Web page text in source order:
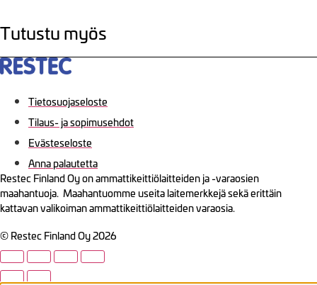
Tutustu myös
Tietosuojaseloste
Tilaus- ja sopimusehdot
Evästeseloste
Anna palautetta
Restec Finland Oy on ammattikeittiölaitteiden ja -varaosien
maahantuoja. Maahantuomme useita laitemerkkejä sekä erittäin
kattavan valikoiman ammattikeittiölaitteiden varaosia.
© Restec Finland Oy 2026